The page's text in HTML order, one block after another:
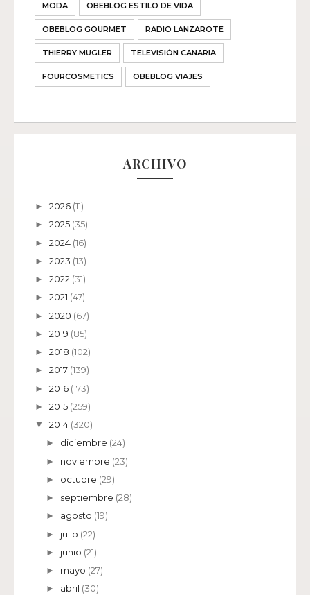
MODA OBEBLOG ESTILO DE VIDA
OBEBLOG GOURMET RADIO LANZAROTE
THIERRY MUGLER TELEVISIÓN CANARIA
FOURCOSMETICS OBEBLOG VIAJES
ARCHIVO
► 2026 (11)
► 2025 (35)
► 2024 (16)
► 2023 (13)
► 2022 (31)
► 2021 (47)
► 2020 (67)
► 2019 (85)
► 2018 (102)
► 2017 (139)
► 2016 (173)
► 2015 (259)
▼ 2014 (320)
► diciembre (24)
► noviembre (23)
► octubre (29)
► septiembre (28)
► agosto (19)
► julio (22)
► junio (21)
► mayo (27)
► abril (30)